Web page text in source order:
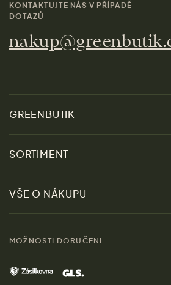
KONTAKTUJTE NÁS V PŘÍPADĚ
DOTAZŮ
GREENBUTIK
O nás
Udržitelnost
Obchody
Kontakt
SORTIMENT
Slevy
Ženy
Muži
Domov
VŠE O NÁKUPU
MOŽNOSTI DORUČENI